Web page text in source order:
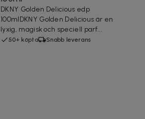
DKNY Golden Delicious edp
100mlDKNY Golden Delicious är en
lyxig, magisk och speciell parf...
50+ köpta Snabb leverans